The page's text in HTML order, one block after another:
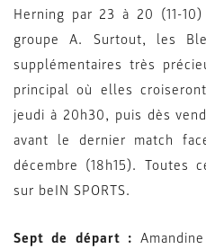
Herning par 23 à 20 (11-
groupe A. Surtout, les
supplémentaires très
principal où elles
jeudi à 20h30, puis dès
avant le dernier match
décembre (18h15). Toutes
sur beIN SPORTS.
Sept de départ :